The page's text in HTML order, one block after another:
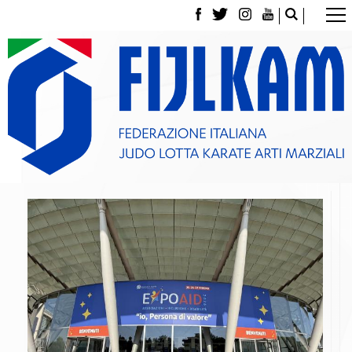
La Federazione
Tesseramento
Contatti
Norme e modulistica Affiliazioni e Tesseramenti
Classifica Società Sportive con più di 100 atleti
tesserati
Gare e Risultati
Archivio eventi
Dove siamo
Media
Partners
Trasparenza
Judo
La disciplina
News
Attività Didattica